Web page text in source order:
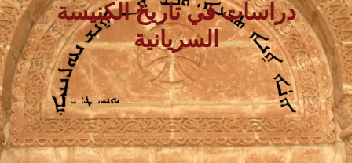
دراسات في تاريخ الكنيسة
السريانية